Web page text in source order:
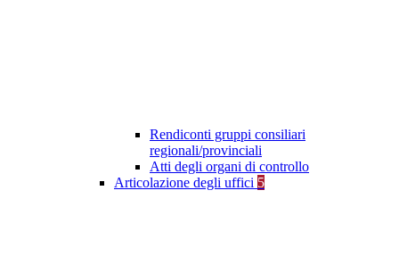
Rendiconti gruppi consiliari
regionali/provinciali
Atti degli organi di controllo
Articolazione degli uffici 5